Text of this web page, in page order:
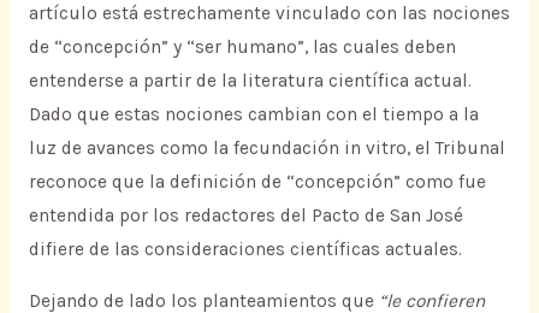
artículo está estrechamente vinculado con las nociones
de “concepción” y “ser humano”, las cuales deben
entenderse a partir de la literatura científica actual.
Dado que estas nociones cambian con el tiempo a la
luz de avances como la fecundación in vitro, el Tribunal
reconoce que la definición de “concepción” como fue
entendida por los redactores del Pacto de San José
difiere de las consideraciones científicas actuales.
Dejando de lado los planteamientos que “le confieren